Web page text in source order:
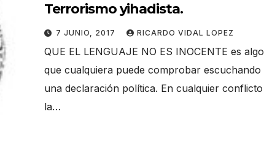
Terrorismo yihadista.
7 JUNIO, 2017 RICARDO VIDAL LOPEZ
QUE EL LENGUAJE NO ES INOCENTE es algo
que cualquiera puede comprobar escuchando
una declaración política. En cualquier conflicto
la…